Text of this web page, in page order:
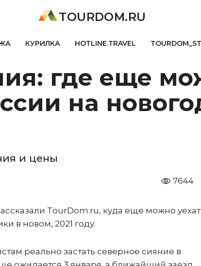
TOURDOM.RU
КУРИЛКА HOTLINE.TRAVEL
где еще
на
и цены
7644
TourDom.ru, куда еще можно
в новом, 2021 году.
реально застать северное сияние в